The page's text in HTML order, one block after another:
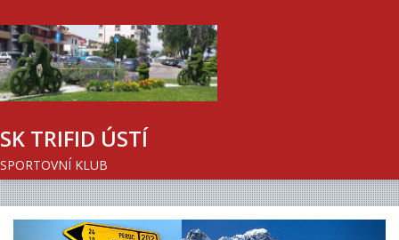
SK TRIFID ÚSTÍ
SPORTOVNÍ KLUB
Previous